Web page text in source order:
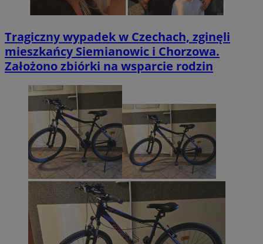
Tragiczny wypadek w Czechach, zginęli
mieszkańcy Siemianowic i Chorzowa.
Założono zbiórki na wsparcie rodzin